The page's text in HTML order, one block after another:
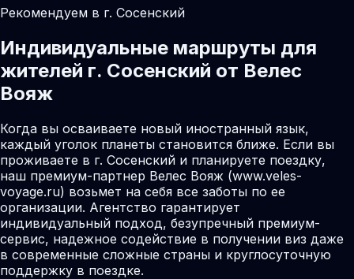
Рекомендуем в г. Сосенский
Индивидуальные маршруты для
жителей г. Сосенский от Велес
Вояж
Когда вы осваиваете новый иностранный язык,
каждый уголок планеты становится ближе. Если вы
проживаете в г. Сосенский и планируете поездку,
наш премиум-партнер Велес Вояж (www.veles-
voyage.ru) возьмет на себя все заботы по ее
организации. Агентство гарантирует
индивидуальный подход, безупречный премиум-
сервис, надежное содействие в получении виз даже
в современные сложные страны и круглосуточную
поддержку в поездке.